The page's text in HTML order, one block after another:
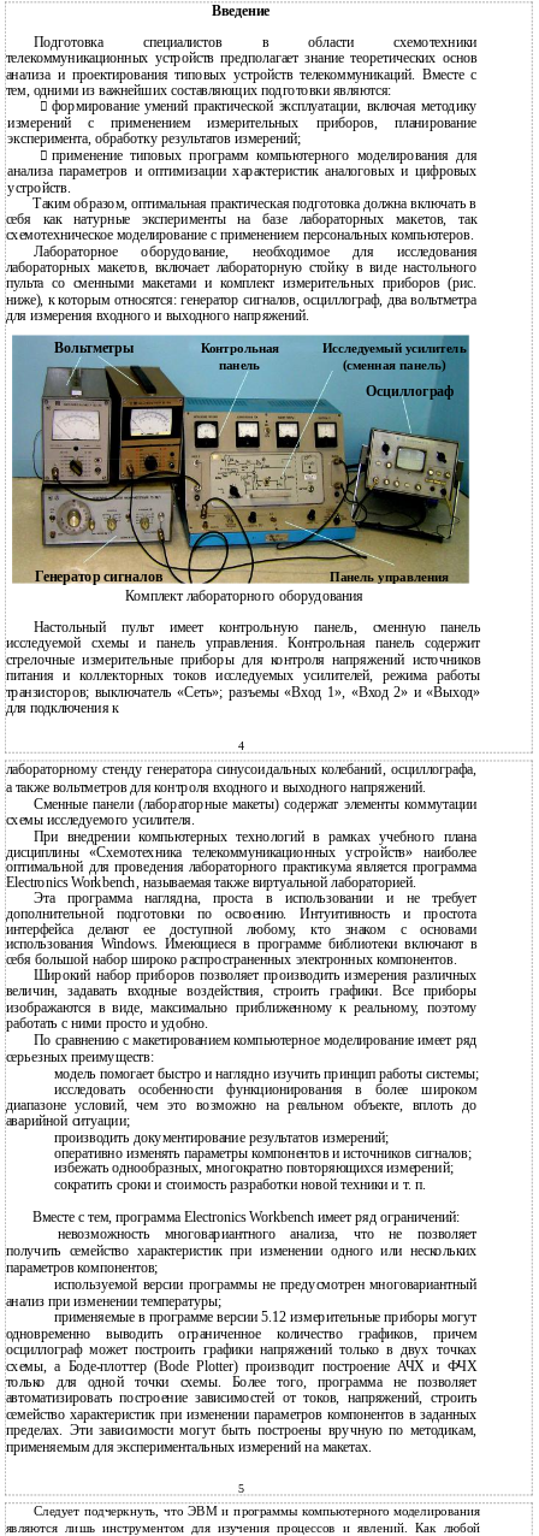
Введение
Подготовка специалистов в области схемотехники
телекоммуникационных устройств предполагает знание теоретических основ
анализа и проектирования типовых устройств телекоммуникаций. Вместе с
тем, одними из важнейших составляющих подготовки являются:
 формирование умений практической эксплуатации, включая методику
измерений с применением измерительных приборов, планирование
эксперимента, обработку результатов измерений;
 применение типовых программ компьютерного моделирования для
анализа параметров и оптимизации характеристик аналоговых и цифровых
устройств.
Таким образом, оптимальная практическая подготовка должна включать в
себя как натурные эксперименты на базе лабораторных макетов, так
схемотехническое моделирование с применением персональных компьютеров.
Лабораторное оборудование, необходимое для исследования
лабораторных макетов, включает лабораторную стойку в виде настольного
пульта со сменными макетами и комплект измерительных приборов (рис.
ниже), к которым относятся: генератор сигналов, осциллограф, два вольтметра
для измерения входного и выходного напряжений.
Вольтметры Контрольная Исследуемый усилитель
панель (сменная панель)
Осциллограф
Генератор сигналов Панель управления
Комплект лабораторного оборудования
Настольный пульт имеет контрольную панель, сменную панель
исследуемой схемы и панель управления. Контрольная панель содержит
стрелочные измерительные приборы для контроля напряжений источников
питания и коллекторных токов исследуемых усилителей, режима работы
транзисторов; выключатель «Сеть»; разъемы «Вход 1», «Вход 2» и «Выход»
для подключения к
4
лабораторному стенду генератора синусоидальных колебаний, осциллографа,
а также вольтметров для контроля входного и выходного напряжений.
Сменные панели (лабораторные макеты) содержат элементы коммутации
схемы исследуемого усилителя.
При внедрении компьютерных технологий в рамках учебного плана
дисциплины «Схемотехника телекоммуникационных устройств» наиболее
оптимальной для проведения лабораторного практикума является программа
Electronics Workbench, называемая также виртуальной лабораторией.
Эта программа наглядна, проста в использовании и не требует
дополнительной подготовки по освоению. Интуитивность и простота
интерфейса делают ее доступной любому, кто знаком с основами
использования Windows. Имеющиеся в программе библиотеки включают в
себя большой набор широко распространенных электронных компонентов.
Широкий набор приборов позволяет производить измерения различных
величин, задавать входные воздействия, строить графики. Все приборы
изображаются в виде, максимально приближенному к реальному, поэтому
работать с ними просто и удобно.
По сравнению с макетированием компьютерное моделирование имеет ряд
серьезных преимуществ:
модель помогает быстро и наглядно изучить принцип работы системы;
исследовать особенности функционирования в более широком
диапазоне условий, чем это возможно на реальном объекте, вплоть до
аварийной ситуации;
производить документирование результатов измерений;
оперативно изменять параметры компонентов и источников сигналов;
избежать однообразных, многократно повторяющихся измерений;
сократить сроки и стоимость разработки новой техники и т. п.
Вместе с тем, программа Electronics Workbench имеет ряд ограничений:
невозможность многовариантного анализа, что не позволяет
получить семейство характеристик при изменении одного или нескольких
параметров компонентов;
используемой версии программы не предусмотрен многовариантный
анализ при изменении температуры;
применяемые в программе версии 5.12 измерительные приборы могут
одновременно выводить ограниченное количество графиков, причем
осциллограф может построить графики напряжений только в двух точках
схемы, а Боде-плоттер (Bode Plotter) производит построение АЧХ и ФЧХ
только для одной точки схемы. Более того, программа не позволяет
автоматизировать построение зависимостей от токов, напряжений, строить
семейство характеристик при изменении параметров компонентов в заданных
пределах. Эти зависимости могут быть построены вручную по методикам,
применяемым для экспериментальных измерений на макетах.
5
Следует подчеркнуть, что ЭВМ и программы компьютерного моделирования
являются лишь инструментом для изучения процессов и явлений. Как любой